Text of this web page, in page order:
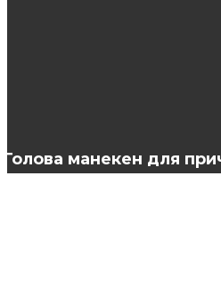
Голова манекен для